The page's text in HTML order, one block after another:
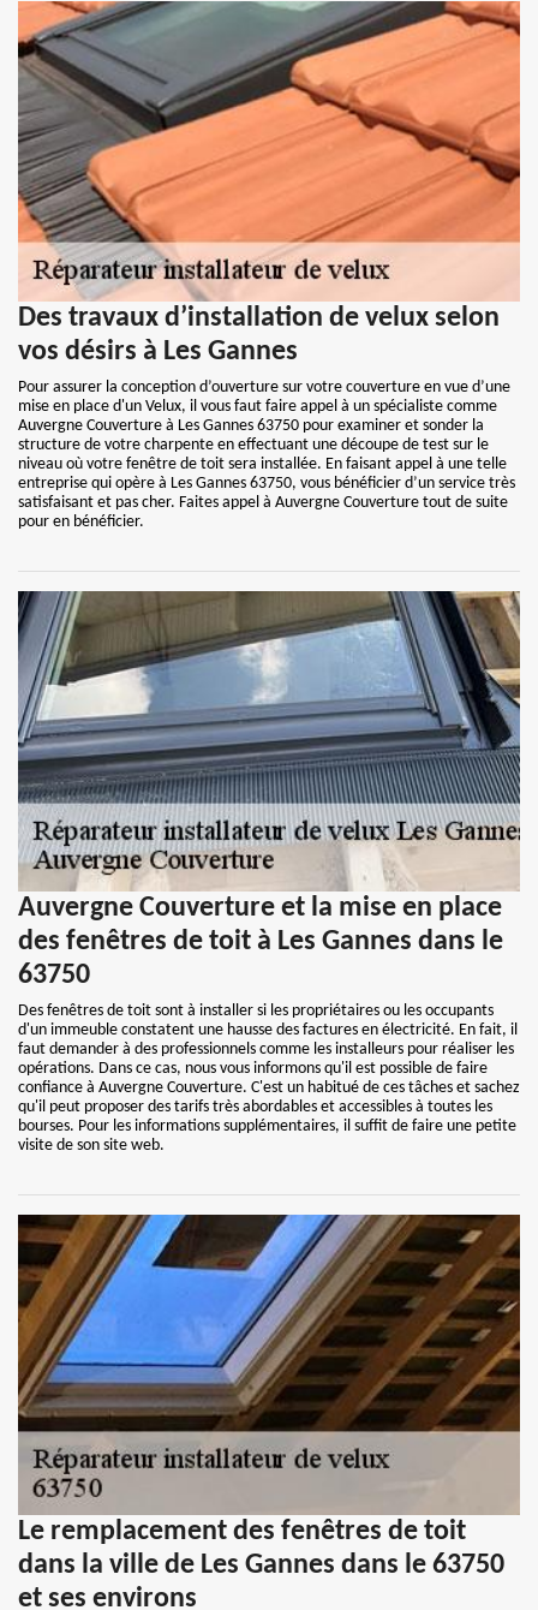
Des travaux d’installation de velux selon
vos désirs à Les Gannes
Pour assurer la conception d’ouverture sur votre couverture en vue d’une
mise en place d'un Velux, il vous faut faire appel à un spécialiste comme
Auvergne Couverture à Les Gannes 63750 pour examiner et sonder la
structure de votre charpente en effectuant une découpe de test sur le
niveau où votre fenêtre de toit sera installée. En faisant appel à une telle
entreprise qui opère à Les Gannes 63750, vous bénéficier d’un service très
satisfaisant et pas cher. Faites appel à Auvergne Couverture tout de suite
pour en bénéficier.
Auvergne Couverture et la mise en place
des fenêtres de toit à Les Gannes dans le
63750
Des fenêtres de toit sont à installer si les propriétaires ou les occupants
d'un immeuble constatent une hausse des factures en électricité. En fait, il
faut demander à des professionnels comme les installeurs pour réaliser les
opérations. Dans ce cas, nous vous informons qu'il est possible de faire
confiance à Auvergne Couverture. C'est un habitué de ces tâches et sachez
qu'il peut proposer des tarifs très abordables et accessibles à toutes les
bourses. Pour les informations supplémentaires, il suffit de faire une petite
visite de son site web.
Le remplacement des fenêtres de toit
dans la ville de Les Gannes dans le 63750
et ses environs